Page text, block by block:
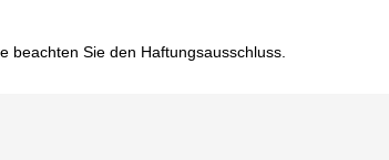
beachten Sie den Haftungsausschluss.